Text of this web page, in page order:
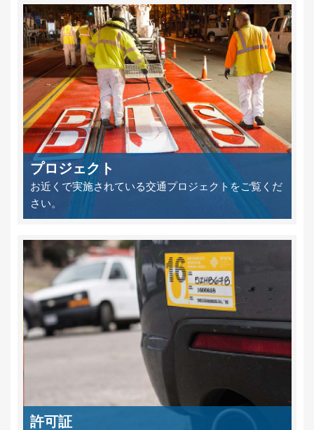
プロジェクト
お近くで実施されている交通プロジェクトをご覧くだ
さい。
許可証